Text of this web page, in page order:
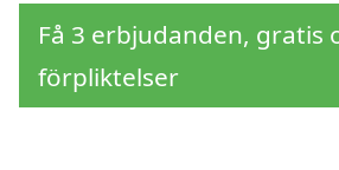
Få 3 erbjudanden, gratis
förpliktelser